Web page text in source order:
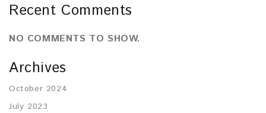
Recent Comments
NO COMMENTS TO SHOW.
Archives
October 2024
July 2023